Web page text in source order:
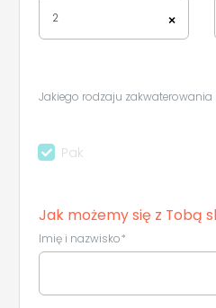
×
2
Jakiego rodzaju zakwaterowania
Pak
Jak możemy się z Tobą
Imię i nazwisko*